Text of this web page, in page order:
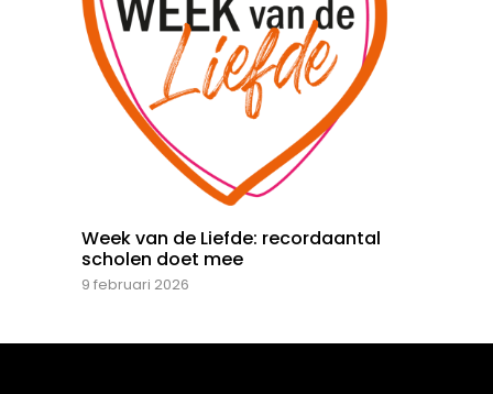
Week van de Liefde: recordaantal
scholen doet mee
9 februari 2026